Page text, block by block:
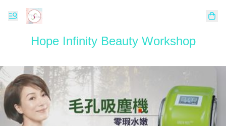
Hope Infinity Beauty Workshop